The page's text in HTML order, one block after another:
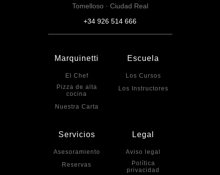
Tomelloso · Ciudad Real
+34 926 514 666
Marquinetti
El Chef
Pizza de alta
cocina
Nuestra Carta
Escuela
Los Cursos
Los Instructores
Servicios
Asesoramiento
Reservas
Legal
Aviso legal
Política
privacidad